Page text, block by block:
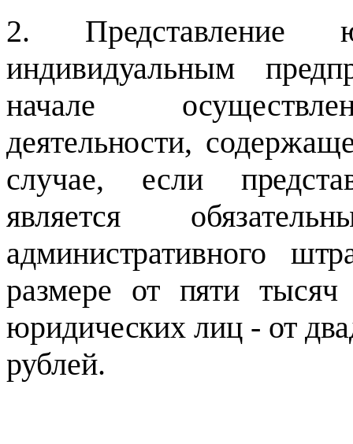
2. Представление
индивидуальным
начале
деятельности,
случае, если
является
административного
размере от пяти
юридических лиц - от
рублей.